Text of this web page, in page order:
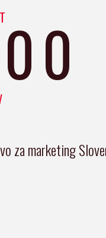
za marketing